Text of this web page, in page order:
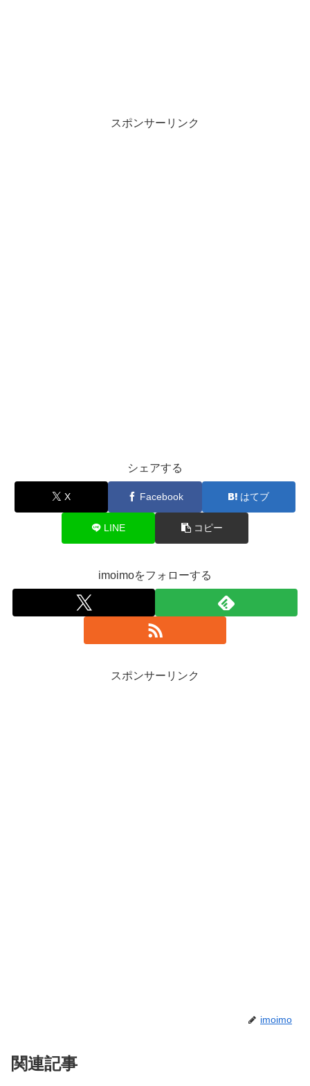
スポンサーリンク
シェアする
X Facebook はてブ
LINE コピー
imoimoをフォローする
スポンサーリンク
imoimo
関連記事